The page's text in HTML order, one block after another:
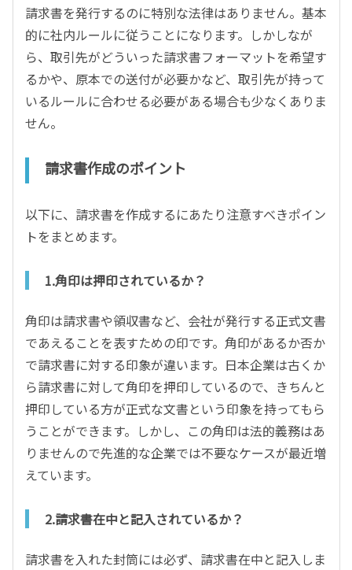
請求書を発行するのに特別な法律はありません。基本
的に社内ルールに従うことになります。しかしなが
ら、取引先がどういった請求書フォーマットを希望す
るかや、原本での送付が必要かなど、取引先が持って
いるルールに合わせる必要がある場合も少なくありま
せん。
請求書作成のポイント
以下に、請求書を作成するにあたり注意すべきポイン
トをまとめます。
1.角印は押印されているか？
角印は請求書や領収書など、会社が発行する正式文書
であえることを表すための印です。角印があるか否か
で請求書に対する印象が違います。日本企業は古くか
ら請求書に対して角印を押印しているので、きちんと
押印している方が正式な文書という印象を持ってもら
うことができます。しかし、この角印は法的義務はあ
りませんので先進的な企業では不要なケースが最近増
えています。
2.請求書在中と記入されているか？
請求書を入れた封筒には必ず、請求書在中と記入しま